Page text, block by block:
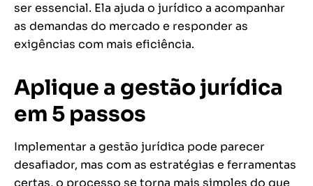
ser essencial. Ela ajuda o jurídico a acompanhar
as demandas do mercado e responder as
exigências com mais eficiência.
Aplique a gestão jurídica
em 5 passos
Implementar a gestão jurídica pode parecer
desafiador, mas com as estratégias e ferramentas
certas, o processo se torna mais simples do que